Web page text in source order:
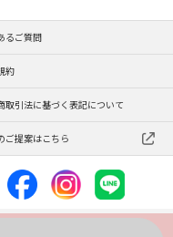
るご質問
約
取引法に基づく表記について
ご提案はこちら